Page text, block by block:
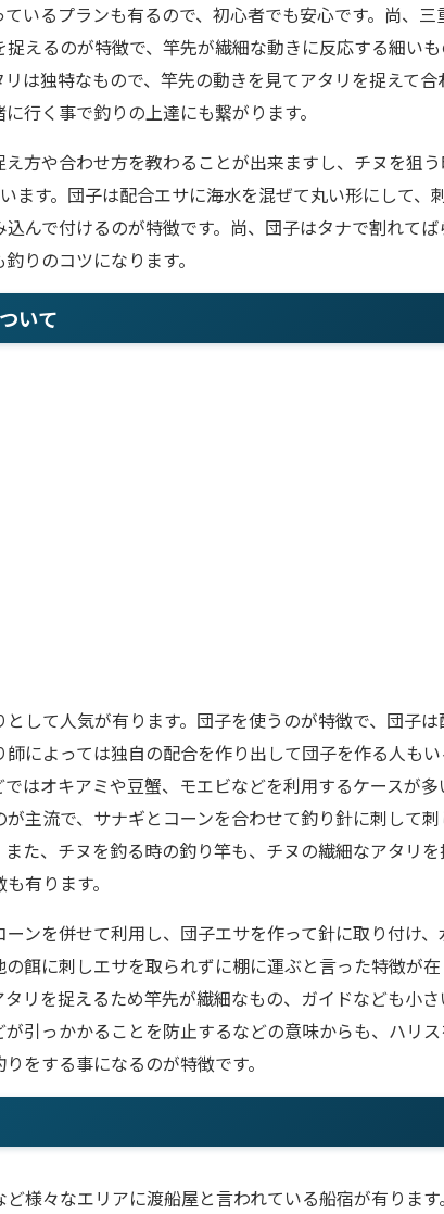
いるプランも有るので、初心者でも安心です。尚、三
えるのが特徴で、竿先が繊細な動きに反応する細い
は独特なもので、竿先の動きを見てアタリを捉えて合
行く事で釣りの上達にも繋がります。
方や合わせ方を教わることが出来ますし、チヌを狙
ます。団子は配合エサに海水を混ぜて丸い形にして、
んで付けるのが特徴です。尚、団子はタナで割れてば
りのコツになります。
いて
して人気が有ります。団子を使うのが特徴で、団子は
によっては独自の配合を作り出して団子を作る人もい
はオキアミや豆蟹、モエビなどを利用するケースが多
主流で、サナギとコーンを合わせて釣り針に刺して刺
た、チヌを釣る時の釣り竿も、チヌの繊細なアタリを
有ります。
ンを併せて利用し、団子エサを作って針に取り付け、
餌に刺しエサを取られずに棚に運ぶと言った特徴が在
リを捉えるため竿先が繊細なもの、ガイドなども小さ
引っかかることを防止するなどの意味からも、ハリス
をする事になるのが特徴です。
様々なエリアに渡船屋と言われている船宿が有ります。